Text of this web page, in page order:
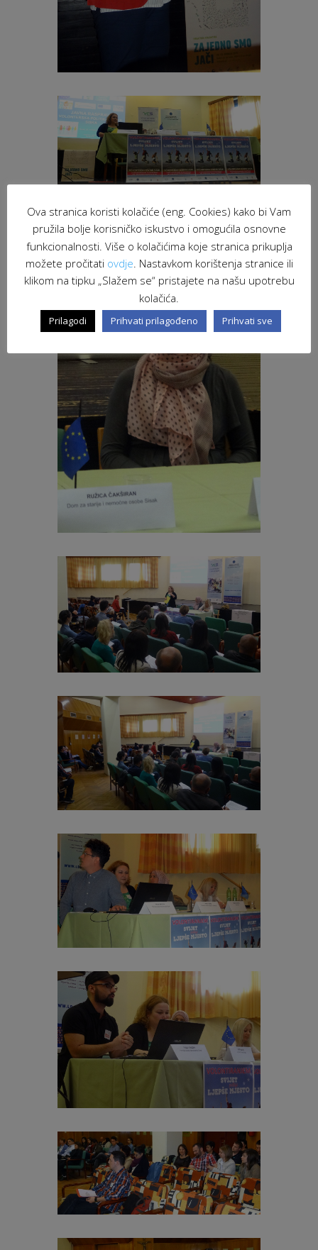
Ova stranica koristi kolačiće (eng. Cookies) kako bi Vam
pružila bolje korisničko iskustvo i omogućila osnovne
funkcionalnosti. Više o kolačićima koje stranica prikuplja
možete pročitati ovdje. Nastavkom korištenja stranice ili
klikom na tipku „Slažem se“ pristajete na našu upotrebu
kolačića.
Prilagodi Prihvati prilagođeno Prihvati sve